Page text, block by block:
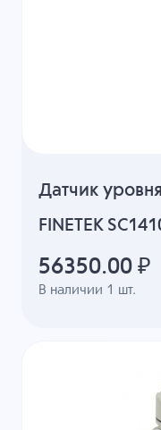
Датчик
FINETEK
В наличии 1 шт.
56350.00 ₽